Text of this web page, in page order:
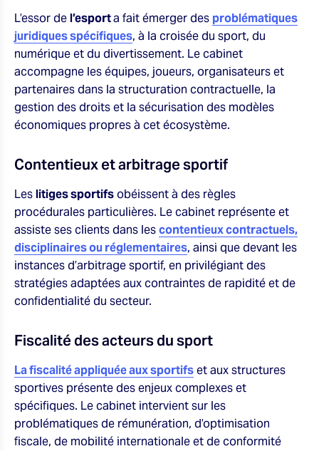
L’essor del’esporta fait émerger des problématiques
juridiques spécifiques, à la croisée du sport, du
numérique et du divertissement. Le cabinet
accompagne les équipes, joueurs, organisateurs et
partenaires dans la structuration contractuelle, la
gestion des droits et la sécurisation des modèles
économiques propres à cet écosystème.
Contentieux et arbitrage sportif
Leslitiges sportifsobéissent à des règles
procédurales particulières. Le cabinet représente et
assiste ses clients dans lescontentieux contractuels,
disciplinaires ou réglementaires, ainsi que devant les
instances d’arbitrage sportif, en privilégiant des
stratégies adaptées aux contraintes de rapidité et de
confidentialité du secteur.
Fiscalité des acteurs du sport
La fiscalité appliquée aux sportifset aux structures
sportives présente des enjeux complexes et
spécifiques. Le cabinet intervient sur les
problématiques de rémunération, d’optimisation
fiscale, de mobilité internationale et de conformité